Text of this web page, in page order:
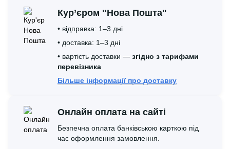
Кур’єром "Нова Пошта"
• відправка: 1–3 дні
• доставка: 1–3 дні
• вартість доставки — згідно з тарифами
перевізника
Більше інформації про доставку
Онлайн оплата на сайті
Безпечна оплата банківською карткою під
час оформлення замовлення.